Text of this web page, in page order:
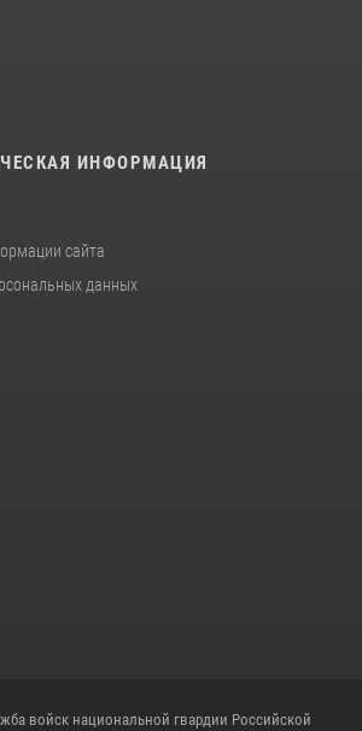
ИНФОРМАЦИЯ
сайта
данных
войск национальной гвардии Российской